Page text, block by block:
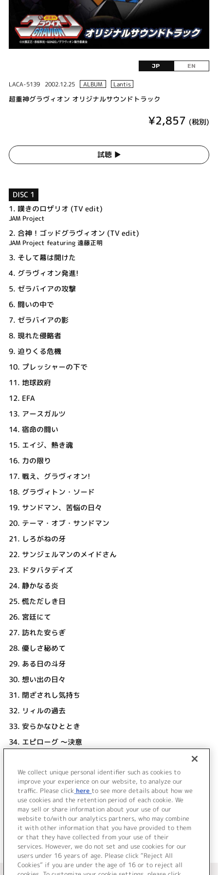
JP EN
LACA-5139 2002.12.25 ALBUM Lantis
超重神グラヴィオン オリジナルサウンドトラック
¥2,857 (税別)
試聴 ▶︎
DISC 1
1. 嘆きのロザリオ (TV edit)
JAM Project
2. 合神！ゴッドグラヴィオン (TV edit)
JAM Project featuring 遠藤正明
3. そして幕は開けた
4. グラヴィオン発進!
5. ゼラバイアの攻撃
6. 闘いの中で
7. ゼラバイアの影
8. 現れた侵略者
9. 迫りくる危機
10. プレッシャーの下で
11. 地球政府
12. EFA
13. アースガルツ
14. 宿命の闘い
15. エイジ、熱き魂
16. 力の限り
17. 戦え、グラヴィオン!
18. グラヴィトン・ソード
19. サンドマン、苦悩の日々
20. テーマ・オブ・サンドマン
21. しろがねの牙
22. サンジェルマンのメイドさん
23. ドタバタデイズ
24. 静かなる炎
25. 慌ただしき日
26. 宮廷にて
27. 訪れた安らぎ
28. 優しさ秘めて
29. ある日の斗牙
30. 想い出の日々
31. 閉ざされし気持ち
32. リィルの過去
33. 安らかなひととき
34. エピローグ ～決意
36.WISH (TV edit)
YURIA
＜ BACK
We collect unique personal identifier such as cookies to
improve your experience on our website, to analyze our
traffic. Please click here to see more details about how we
use cookies and the retention period of each cookie. We
may sell or share information about your use of our
website to/with our analytics partners, who may combine
it with other information that you have provided to them
or that they have collected from your use of their
services. However, we do not set and use cookies for our
users under 16 years of age. Please click “Reject All
Cookies” if you are under the age of 16 or to reject all